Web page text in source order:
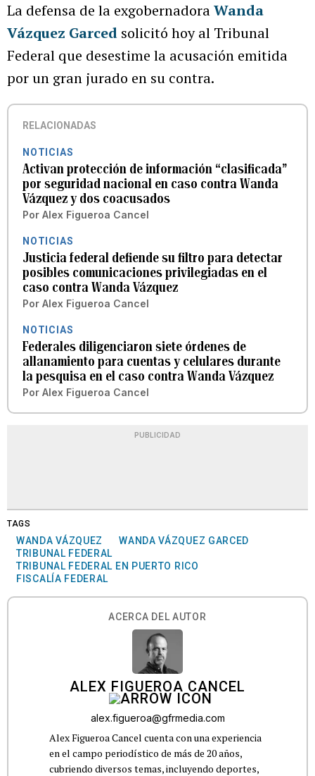
La defensa de la exgobernadoraWanda
Vázquez Garced solicitó hoy al Tribunal
Federal que desestime la acusación emitida
por un gran jurado en su contra.
RELACIONADAS
NOTICIAS
Activan protección de información “clasificada”
por seguridad nacional en caso contra Wanda
Vázquez y dos coacusados
Por Alex Figueroa Cancel
NOTICIAS
Justicia federal defiende su filtro para detectar
posibles comunicaciones privilegiadas en el
caso contra Wanda Vázquez
Por Alex Figueroa Cancel
NOTICIAS
Federales diligenciaron siete órdenes de
allanamiento para cuentas y celulares durante
la pesquisa en el caso contra Wanda Vázquez
Por Alex Figueroa Cancel
PUBLICIDAD
TAGS
WANDA VÁZQUEZ
WANDA VÁZQUEZ GARCED
TRIBUNAL FEDERAL
TRIBUNAL FEDERAL EN PUERTO RICO
FISCALÍA FEDERAL
ACERCA DEL AUTOR
ALEX FIGUEROA CANCEL
alex.figueroa@gfrmedia.com
Alex Figueroa Cancel cuenta con una experiencia
en el campo periodístico de más de 20 años,
cubriendo diversos temas, incluyendo deportes,